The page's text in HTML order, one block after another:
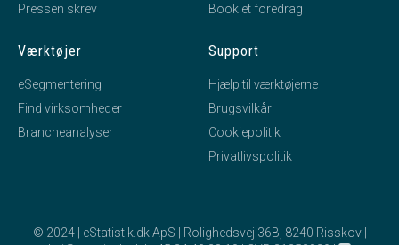
Pressen skrev
Book et foredrag
Værktøjer
eSegmentering
Find virksomheder
Brancheanalyser
Support
Hjælp til værktøjerne
Brugsvilkår
Cookiepolitik
Privatlivspolitik
© 2024 | eStatistik.dk ApS | Rolighedsvej 36B, 8240 Risskov |